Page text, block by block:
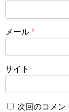
メール *
サイト
次回のコメン